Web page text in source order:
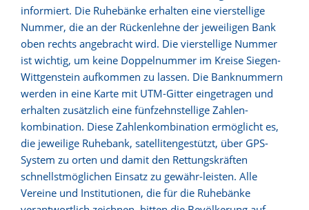
informiert. Die Ruhebänke erhalten eine vierstellige
Nummer, die an der Rückenlehne der jeweiligen Bank
oben rechts angebracht wird. Die vierstellige Nummer
ist wichtig, um keine Doppelnummer im Kreise Siegen-
Wittgenstein aufkommen zu lassen. Die Banknummern
werden in eine Karte mit UTM-Gitter eingetragen und
erhalten zusätzlich eine fünfzehnstellige Zahlen-
kombination. Diese Zahlenkombination ermöglicht es,
die jeweilige Ruhebank, satellitengestützt, über GPS-
System zu orten und damit den Rettungskräften
schnellstmöglichen Einsatz zu gewähr-leisten. Alle
Vereine und Institutionen, die für die Ruhebänke